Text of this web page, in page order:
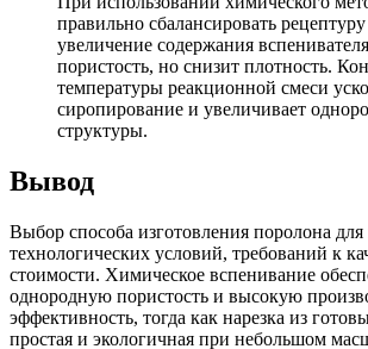
правильно сбалансировать
увеличение содержания
пористость, но снизит плотность.
температуры реакционной смеси
сиропирование и увеличивает
структуры.
Вывод
Выбор способа изготовления поролона
технологических условий, требований к
стоимости. Химическое вспенивание
однородную пористость и высокую
эффективность, тогда как нарезка из
простая и экологичная при небольшом